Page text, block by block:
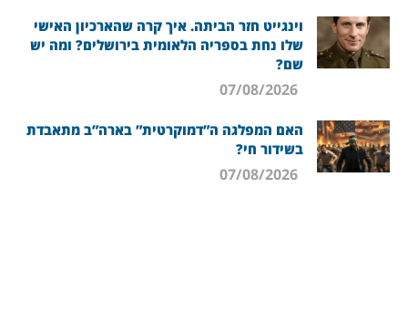
וינגייט חזר הביתה. איך קרה שהארכיון האישי
שלו נחת בספריה הלאומית בירושלים? ומה יש
שם?
האם המפלגה ה”דמוקרטית” בארה”ב מתאבדת
בשידור חי?